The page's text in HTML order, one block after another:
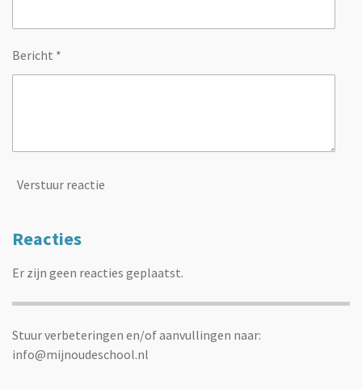
Bericht *
Verstuur reactie
Reacties
Er zijn geen reacties geplaatst.
Stuur verbeteringen en/of aanvullingen naar:
info@mijnoudeschool.nl